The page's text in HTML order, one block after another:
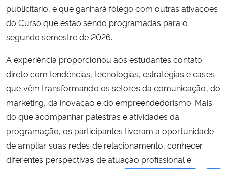
publicitário, e que ganhará fôlego com outras ativações
do Curso que estão sendo programadas para o
segundo semestre de 2026.
A experiência proporcionou aos estudantes contato
direto com tendências, tecnologias, estratégias e cases
que vêm transformando os setores da comunicação, do
marketing, da inovação e do empreendedorismo. Mais
do que acompanhar palestras e atividades da
programação, os participantes tiveram a oportunidade
de ampliar suas redes de relacionamento, conhecer
diferentes perspectivas de atuação profissional e